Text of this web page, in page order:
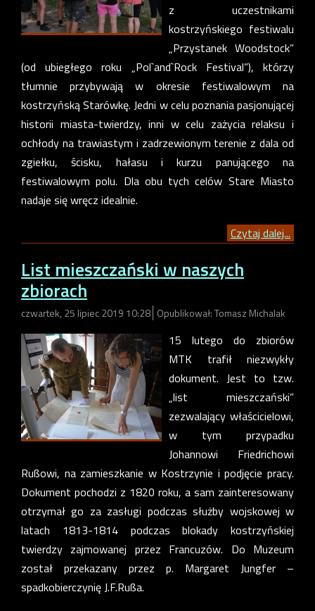
z uczestnikami
kostrzyńskiego festiwalu
„Przystanek Woodstock”
(od ubiegłego roku „Pol`and`Rock Festival”), którzy
tłumnie przybywają w okresie festiwalowym na
kostrzyńską Starówkę. Jedni w celu poznania pasjonującej
historii miasta-twierdzy, inni w celu zażycia relaksu i
ochłody na trawiastym i zadrzewionym terenie z dala od
zgiełku, ścisku, hałasu i kurzu panującego na
festiwalowym polu. Dla obu tych celów Stare Miasto
nadaje się wręcz idealnie.
Czytaj dalej...
List mieszczański w naszych
zbiorach
czwartek, 25 lipiec 2019 10:28 Opublikował: Tomasz Michalak
15 lutego do zbiorów
MTK trafił niezwykły
dokument. Jest to tzw.
„list mieszczański”
zezwalający właścicielowi,
w tym przypadku
Johannowi Friedrichowi
Rußowi, na zamieszkanie w Kostrzynie i podjęcie pracy.
Dokument pochodzi z 1820 roku, a sam zainteresowany
otrzymał go za zasługi podczas służby wojskowej w
latach 1813-1814 podczas blokady kostrzyńskiej
twierdzy zajmowanej przez Francuzów. Do Muzeum
został przekazany przez p. Margaret Jungfer –
spadkobierczynię J.F.Rußa.